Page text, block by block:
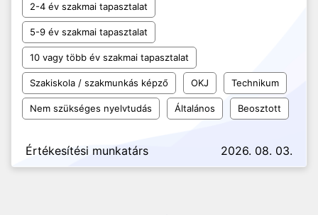
2-4 év szakmai tapasztalat
5-9 év szakmai tapasztalat
10 vagy több év szakmai tapasztalat
Szakiskola / szakmunkás képző OKJ Technikum
Nem szükséges nyelvtudás Általános Beosztott
Értékesítési munkatárs 2026. 08. 03.